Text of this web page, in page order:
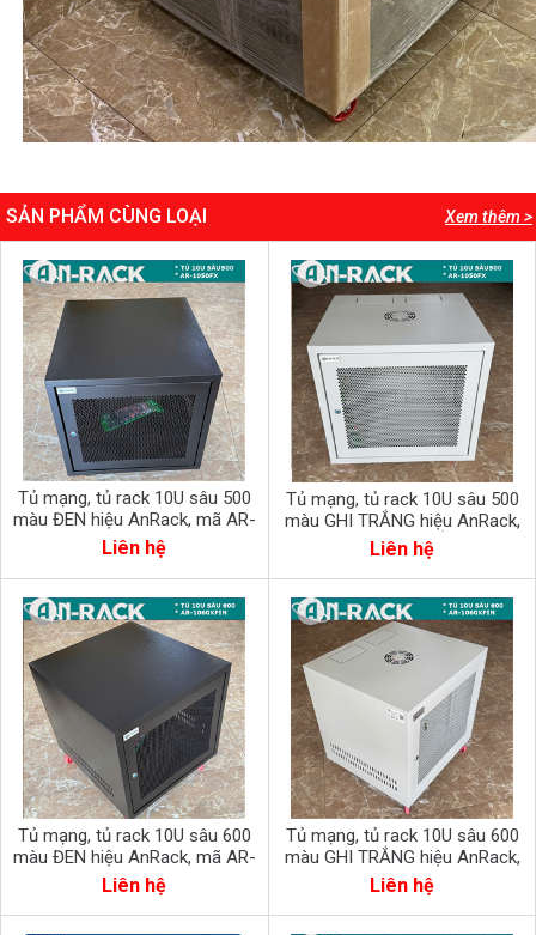
Xem thêm >
SẢN PHẨM CÙNG LOẠI
Tủ mạng, tủ rack 10U sâu 500
màu ĐEN hiệu AnRack, mã AR-
1050XF
Liên hệ
Tủ mạng, tủ rack 10U sâu 500
màu GHI TRẮNG hiệu AnRack,
mã AR-1050XFTỦ TREO
Liên hệ
Tủ mạng, tủ rack 10U sâu 600
màu ĐEN hiệu AnRack, mã AR-
1060XFIN
Liên hệ
Tủ mạng, tủ rack 10U sâu 600
màu GHI TRẮNG hiệu AnRack,
mã AR-1060XFIN
Liên hệ